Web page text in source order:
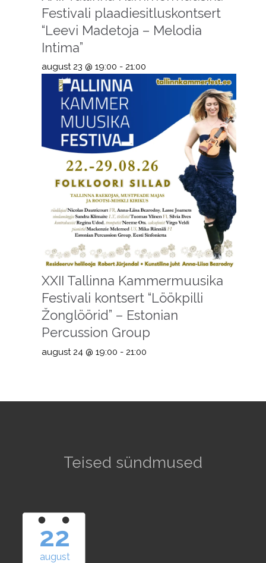
Festivali plaadiesitluskontsert
“Leevi Madetoja – Melodia
Intima”
august 23 @ 19:00 - 21:00
XXII Tallinna Kammermuusika
Festivali kontsert “Löökpilli
Žonglöörid” – Estonian
Percussion Group
august 24 @ 19:00 - 21:00
Teised sündmused
22
august